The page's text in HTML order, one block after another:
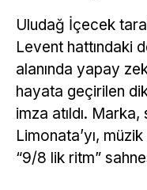
Uludağ İçecek
Levent hattındaki
alanında yapay
hayata geçirilen
imza atıldı.
Limonata’yı,
“9/8 lik ritm”